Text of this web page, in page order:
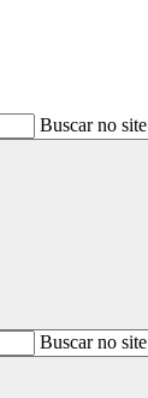
Buscar no site
BuscarBuscar no site